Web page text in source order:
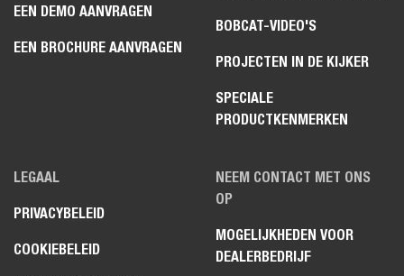
EEN DEMO AANVRAGEN
EEN BROCHURE AANVRAGEN
BOBCAT-VIDEO'S
PROJECTEN IN DE KIJKER
SPECIALE
PRODUCTKENMERKEN
LEGAAL
PRIVACYBELEID
COOKIEBELEID
NEEM CONTACT MET ONS
OP
MOGELIJKHEDEN VOOR
DEALERBEDRIJF